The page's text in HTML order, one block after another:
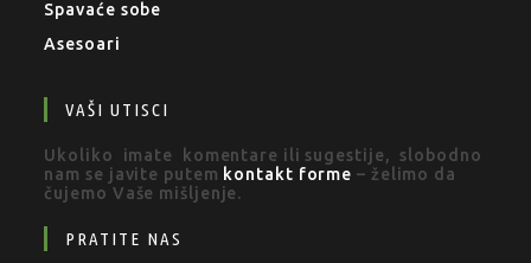
Spavaće sobe
Asesoari
VAŠI UTISCI
Ukoliko imate komentare ili sugestije, slobodno
nam se javite putem kontakt forme – želimo da
čujemo Vaše mišljenje.
PRATITE NAS